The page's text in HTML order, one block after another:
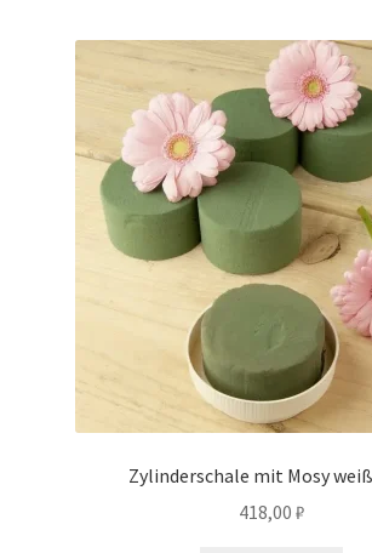
Zylinderschale mit Mosy
418,00 ₽